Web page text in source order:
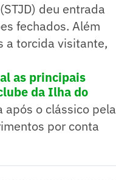
deu entrada
fechados. Além
a torcida visitante,
as principais
da Ilha do
após o clássico pela
por conta